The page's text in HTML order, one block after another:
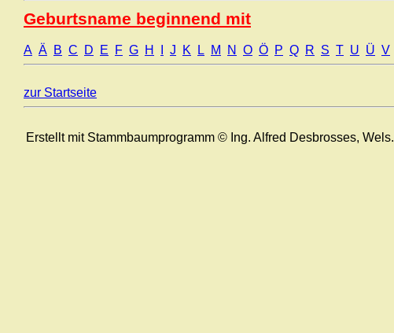
Geburtsname beginnend mit
A Ä B C D E F G H J K L M N O Ö P Q R S T U Ü V
zur Startseite
Erstellt mit Stammbaumprogramm © Ing. Alfred Desbrosses, Wels.